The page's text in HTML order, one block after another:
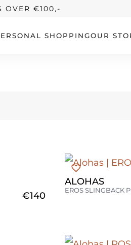
OVER €100,-
SHOPPINGOUR
€140
ALOHAS
EROS SLINGBACK